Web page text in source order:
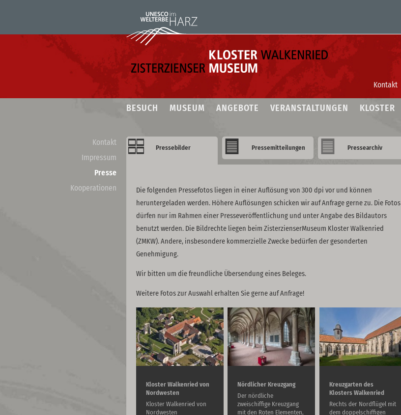
Kontakt
BESUCH MUSEUM ANGEBOTE VERANSTALTUNGEN KLOSTER
Kontakt
Impressum
Presse
Kooperationen
Pressebilder Pressemitteilungen Pressearchiv
Die folgenden Pressefotos liegen in einer Auflösung von 300 dpi vor und können
heruntergeladen werden. Höhere Auflösungen schicken wir auf Anfrage gerne zu. Die Fotos
dürfen nur im Rahmen einer Presseveröffentlichung und unter Angabe des Bildautors
benutzt werden. Die Bildrechte liegen beim ZisterzienserMuseum Kloster Walkenried
(ZMKW). Andere, insbesondere kommerzielle Zwecke bedürfen der gesonderten
Genehmigung.
Wir bitten um die freundliche Übersendung eines Beleges.
Weitere Fotos zur Auswahl erhalten Sie gerne auf Anfrage!
Kloster Walkenried von
Nordwesten
Kloster Walkenried von
Nordwesten
Nördlicher Kreuzgang
Der nördliche
zweischiffige Kreuzgang
mit den Roten Elementen,
Kreuzgarten des
Klosters Walkenried
Rechts der Nordflügel mit
dem doppelschiffigen